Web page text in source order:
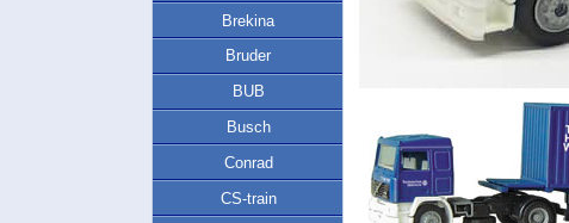
Brekina
Bruder
BUB
Busch
Conrad
CS-train